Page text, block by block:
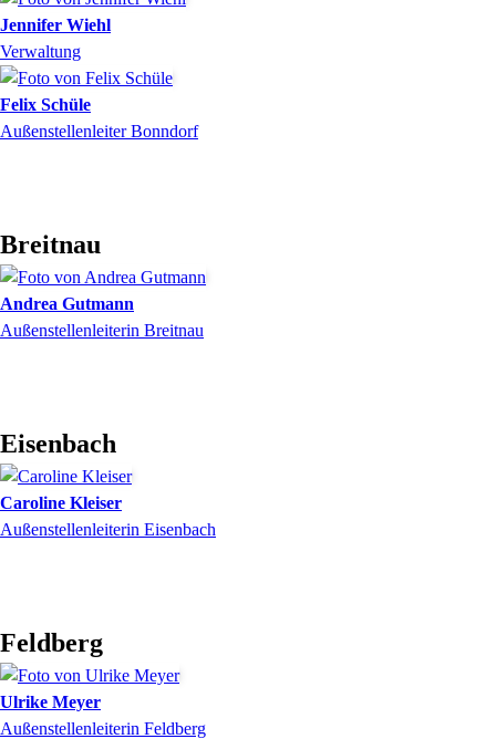
Jennifer Wiehl
Verwaltung
Felix Schüle
Außenstellenleiter Bonndorf
Breitnau
Andrea Gutmann
Außenstellenleiterin Breitnau
Eisenbach
Caroline Kleiser
Außenstellenleiterin Eisenbach
Feldberg
Ulrike Meyer
Außenstellenleiterin Feldberg